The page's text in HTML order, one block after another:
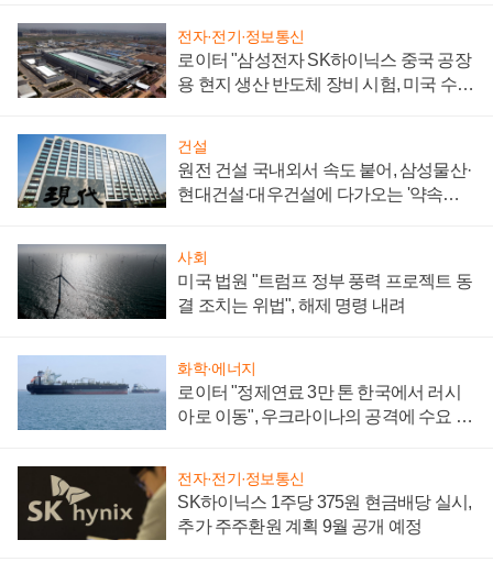
전자·전기·정보통신
로이터 "삼성전자 SK하이닉스 중국 공장
용 현지 생산 반도체 장비 시험, 미국 수출
건설
원전 건설 국내외서 속도 붙어, 삼성물산·
현대건설·대우건설에 다가오는 '약속의
사회
미국 법원 "트럼프 정부 풍력 프로젝트 동
결 조치는 위법", 해제 명령 내려
화학·에너지
로이터 "정제연료 3만 톤 한국에서 러시
아로 이동", 우크라이나의 공격에 수요 늘
전자·전기·정보통신
SK하이닉스 1주당 375원 현금배당 실시,
추가 주주환원 계획 9월 공개 예정